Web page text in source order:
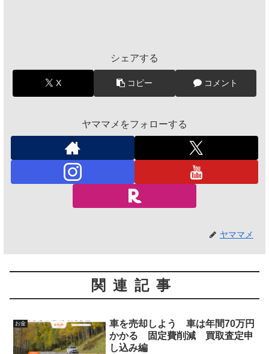
シェアする
X コピー コメント
ヤママメをフォローする
ヤママメ
関連記事
お金
車を売却しよう 車は年間70万円
かかる 固定費削減 買取査定申
し込み編